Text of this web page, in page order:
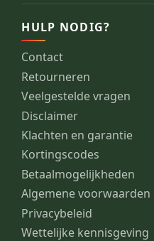
HULP NODIG?
Contact
Retourneren
Veelgestelde vragen
Disclaimer
Klachten en garantie
Kortingscodes
Betaalmogelijkheden
Algemene voorwaarden
Privacybeleid
Wettelijke kennisgeving